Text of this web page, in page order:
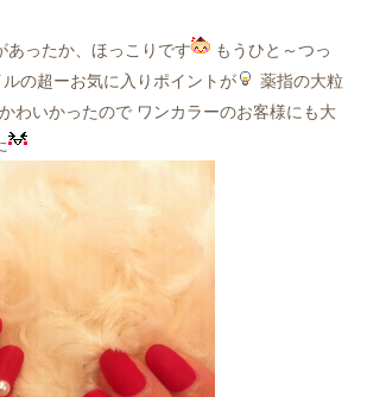
あったか、ほっこりです
もうひと～つっ
の超ーお気に入りポイントが
薬指の大粒
わいかったので ワンカラーのお客様にも大